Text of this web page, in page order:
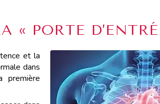
« PORTE
et la
dans
première